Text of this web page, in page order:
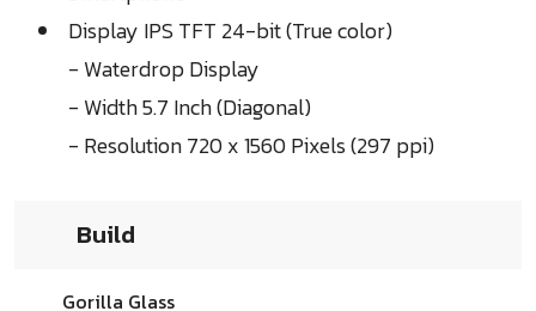
Display IPS TFT 24-bit (True color)
- Waterdrop Display
- Width 5.7 Inch (Diagonal)
- Resolution 720 x 1560 Pixels (297 ppi)
Build
Gorilla Glass